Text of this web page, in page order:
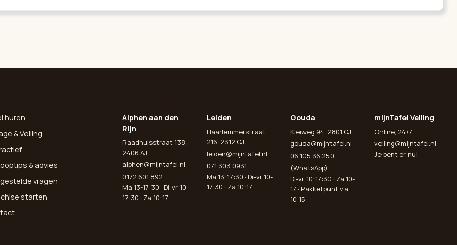
huren
& Veiling
& advies
vragen
starten
Alphen aan den
Rijn
Raadhuisstraat 138,
2406 AJ
alphen@mijntafel.nl
0172 601 892
Ma 13-17:30 · Di-vr 10-
17:30 · Za 10-17
Leiden
Haarlemmerstraat
216, 2312 GJ
leiden@mijntafel.nl
071 303 0931
Ma 13-17:30 · Di-vr 10-
17:30 · Za 10-17
Gouda
Kleiweg 94, 2801 GJ
gouda@mijntafel.nl
06 105 36 250
(WhatsApp)
Di-vr 10-17:30 · Za 10-
17 · Pakketpunt v.a.
10:15
mijnTafel Veiling
Online, 24/7
veiling@mijntafel.nl
Je bent er nu!